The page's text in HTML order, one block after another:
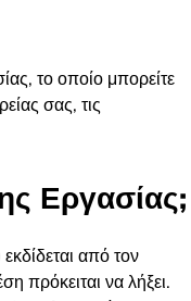
το οποίο μπορείτε
σας, τις
Εργασίας;
από τον
πρόκειται να λήξει.